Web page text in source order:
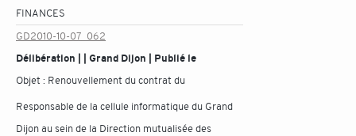
FINANCES
GD2010-10-07_062
Délibération | | Grand Dijon | Publié le
Objet : Renouvellement du contrat du
Responsable de la cellule informatique du Grand
Dijon au sein de la Direction mutualisée des